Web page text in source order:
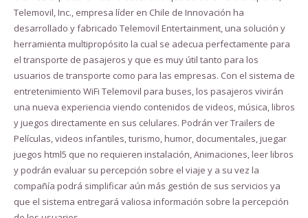
Telemovil, Inc., empresa líder en Chile de Innovación ha
desarrollado y fabricado Telemovil Entertainment, una solución y
herramienta multipropósito la cual se adecua perfectamente para
el transporte de pasajeros y que es muy útil tanto para los
usuarios de transporte como para las empresas. Con el sistema de
entretenimiento WiFi Telemovil para buses, los pasajeros vivirán
una nueva experiencia viendo contenidos de videos, música, libros
y juegos directamente en sus celulares. Podrán ver Trailers de
Películas, videos infantiles, turismo, humor, documentales, juegar
juegos html5 que no requieren instalación, Animaciones, leer libros
y podrán evaluar su percepción sobre el viaje y a su vez la
compañía podrá simplificar aún más gestión de sus servicios ya
que el sistema entregará valiosa información sobre la percepción